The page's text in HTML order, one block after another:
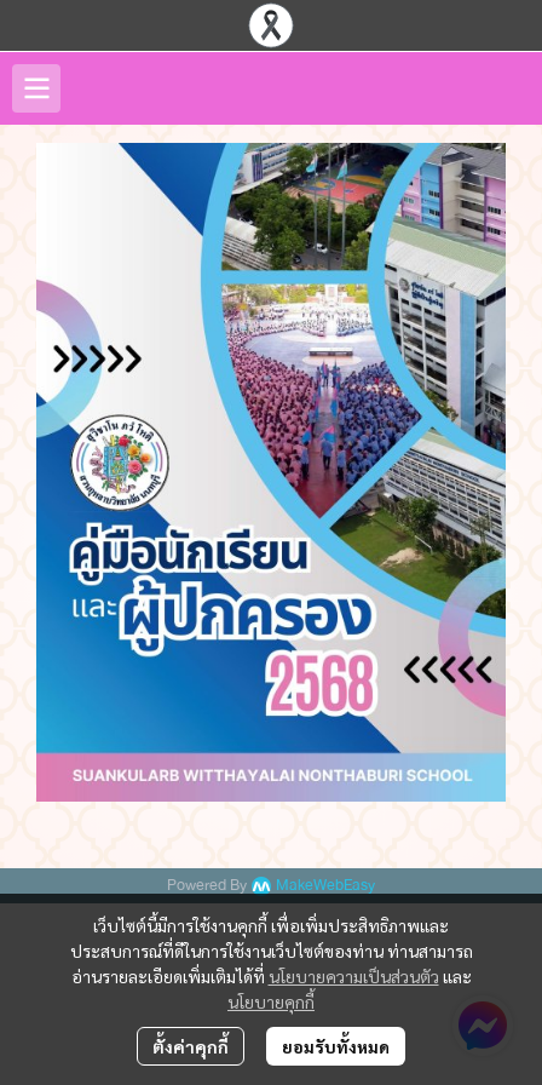
เว็บไซต์นี้มีการใช้งานคุกกี้ เพื่อเพิ่มประสิทธิภาพและ
ประสบการณ์ที่ดีในการใช้งานเว็บไซต์ของท่าน ท่านสามารถ
อ่านรายละเอียดเพิ่มเติมได้ที่ นโยบายความเป็นส่วนตัว และ
นโยบายคุกกี้
ตั้งค่าคุกกี้ ยอมรับทั้งหมด
Powered By MakeWebEasy